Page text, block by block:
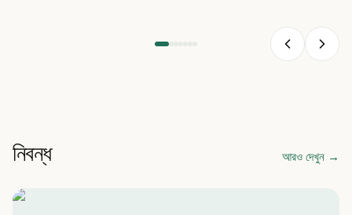
নিবন্ধ আরও দেখুন →